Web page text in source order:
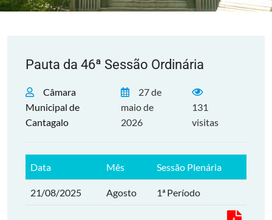
Pauta da 46ª Sessão Ordinária
Câmara
Municipal de
Cantagalo
27 de
maio de
2026
131
visitas
Data Mês Sessão Plenária
21/08/2025 Agosto 1ª Período